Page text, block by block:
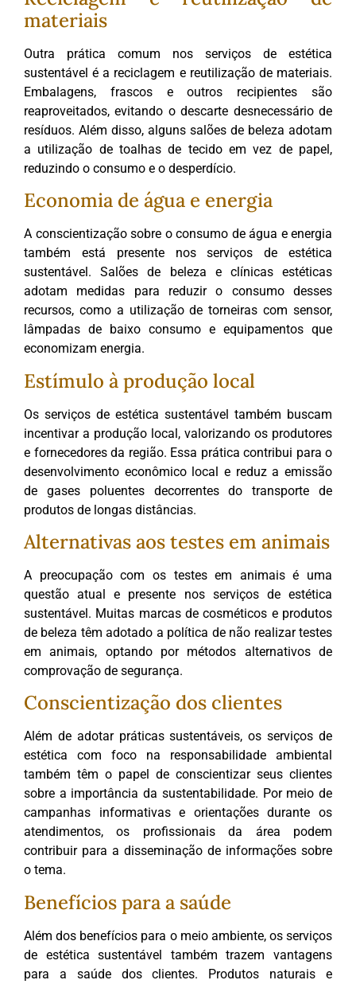
materiais
Outra prática comum nos serviços de estética
sustentável é a reciclagem e reutilização de materiais.
Embalagens, frascos e outros recipientes são
reaproveitados, evitando o descarte desnecessário de
resíduos. Além disso, alguns salões de beleza adotam
a utilização de toalhas de tecido em vez de papel,
reduzindo o consumo e o desperdício.
Economia de água e energia
A conscientização sobre o consumo de água e energia
também está presente nos serviços de estética
sustentável. Salões de beleza e clínicas estéticas
adotam medidas para reduzir o consumo desses
recursos, como a utilização de torneiras com sensor,
lâmpadas de baixo consumo e equipamentos que
economizam energia.
Estímulo à produção local
Os serviços de estética sustentável também buscam
incentivar a produção local, valorizando os produtores
e fornecedores da região. Essa prática contribui para o
desenvolvimento econômico local e reduz a emissão
de gases poluentes decorrentes do transporte de
produtos de longas distâncias.
Alternativas aos testes em animais
A preocupação com os testes em animais é uma
questão atual e presente nos serviços de estética
sustentável. Muitas marcas de cosméticos e produtos
de beleza têm adotado a política de não realizar testes
em animais, optando por métodos alternativos de
comprovação de segurança.
Conscientização dos clientes
Além de adotar práticas sustentáveis, os serviços de
estética com foco na responsabilidade ambiental
também têm o papel de conscientizar seus clientes
sobre a importância da sustentabilidade. Por meio de
campanhas informativas e orientações durante os
atendimentos, os profissionais da área podem
contribuir para a disseminação de informações sobre
o tema.
Benefícios para a saúde
Além dos benefícios para o meio ambiente, os serviços
de estética sustentável também trazem vantagens
para a saúde dos clientes. Produtos naturais e